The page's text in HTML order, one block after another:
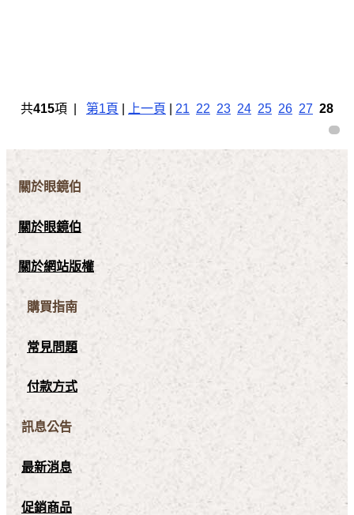
共415項 | 第1頁 上一頁 21 22 23 24 25 26 27 28
關於眼鏡伯
關於眼鏡伯
關於網站版權
購買指南
常見問題
付款方式
訊息公告
最新消息
促銷商品